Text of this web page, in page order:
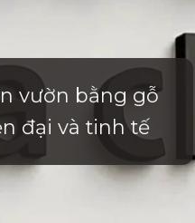
vườn bằng gỗ
đại và tinh tế